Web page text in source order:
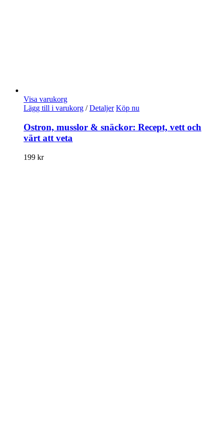
Visa varukorg
Lägg till i varukorg / Detaljer Köp nu
Ostron, musslor & snäckor: Recept, vett och
värt att veta
199 kr